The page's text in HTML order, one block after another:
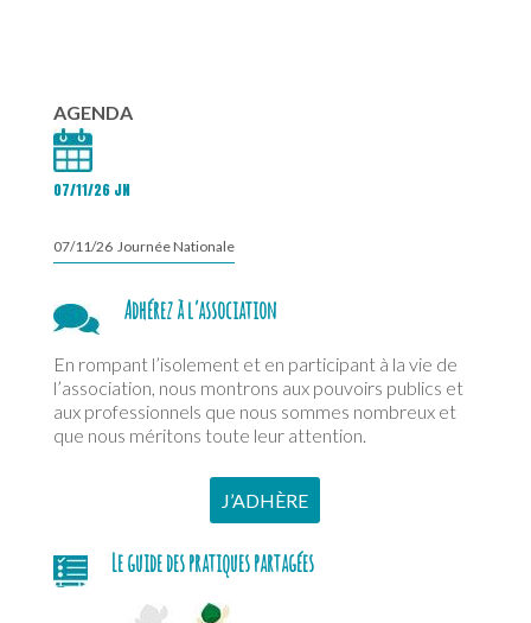
AGENDA
07/11/26 JN
07/11/26 Journée Nationale
Adhérez à l’association
En rompant l’isolement et en participant à la vie de
l’association, nous montrons aux pouvoirs publics et
aux professionnels que nous sommes nombreux et
que nous méritons toute leur attention.
J’ADHÈRE
Le guide des pratiques partagées